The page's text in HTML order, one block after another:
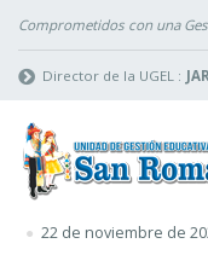
Comprometidos con una
Director de la UGEL :
22 de noviembre de